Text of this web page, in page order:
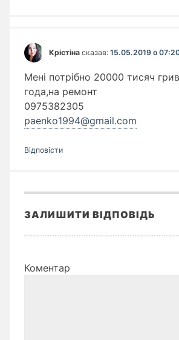
Крістіна сказав: 15.05.2019 о
Мені потрібно 20000 тисяч
года,на ремонт
0975382305
paenko1994@gmail.com
Відповіcти
ЗАЛИШИТИ ВІДПОВІДЬ
Коментар